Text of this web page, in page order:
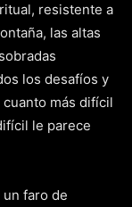
resistente a
las altas
los desafíos y
más difícil
le parece
faro de